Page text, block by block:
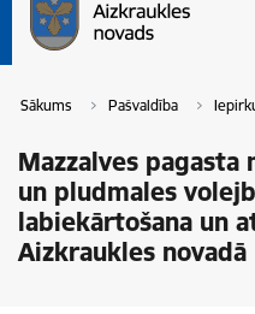
Sākums Pašvaldība
Mazzalves
un pludmales
labiekārtošana un
Aizkraukles novadā